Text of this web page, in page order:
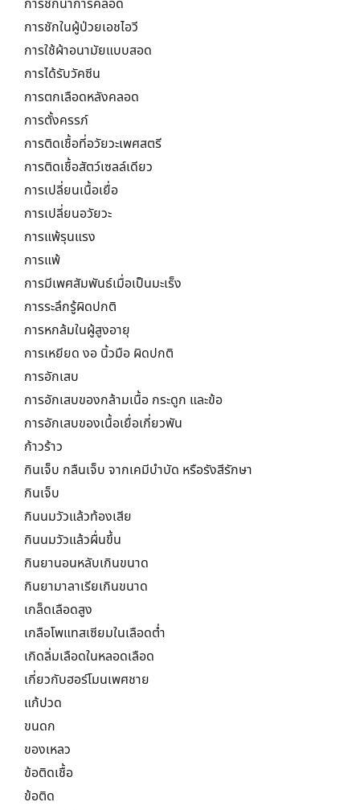
การชักนำการคลอด
การชักในผู้ป่วยเอชไอวี
การใช้ผ้าอนามัยแบบสอด
การได้รับวัคซีน
การตกเลือดหลังคลอด
การตั้งครรภ์
การติดเชื้อที่อวัยวะเพศสตรี
การติดเชื้อสัตว์เซลล์เดียว
การเปลี่ยนเนื้อเยื่อ
การเปลี่ยนอวัยวะ
การแพ้รุนแรง
การแพ้
การมีเพศสัมพันธ์เมื่อเป็นมะเร็ง
การระลึกรู้ผิดปกติ
การหกล้มในผู้สูงอายุ
การเหยียด งอ นิ้วมือ ผิดปกติ
การอักเสบ
การอักเสบของกล้ามเนื้อ กระดูก และข้อ
การอักเสบของเนื้อเยื่อเกี่ยวพัน
ก้าวร้าว
กินเจ็บ กลืนเจ็บ จากเคมีบำบัด หรือรังสีรักษา
กินเจ็บ
กินนมวัวแล้วท้องเสีย
กินนมวัวแล้วผื่นขึ้น
กินยานอนหลับเกินขนาด
กินยามาลาเรียเกินขนาด
เกล็ดเลือดสูง
เกลือโพแทสเซียมในเลือดต่ำ
เกิดลิ่มเลือดในหลอดเลือด
เกี่ยวกับฮอร์โมนเพศชาย
แก้ปวด
ขนดก
ของเหลว
ข้อติดเชื้อ
ข้อติด